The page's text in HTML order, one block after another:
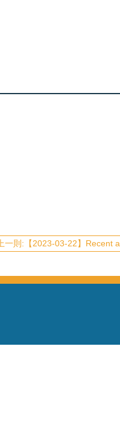
上一則:【2023-03-22】Recent advances on photoelectron-based momentum spectro-microscopy at the Taiwan Photon Source